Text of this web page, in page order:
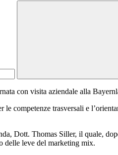
con visita aziendale alla
competenze trasversali e
Dott. Thomas Siller, il quale,
delle leve del marketing mix.